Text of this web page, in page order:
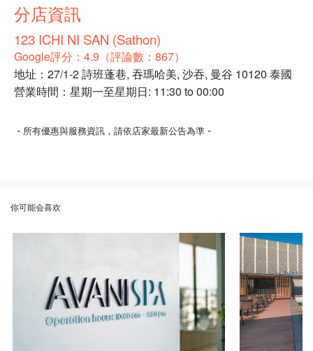
分店資訊
123 ICHI NI SAN (Sathon)
Google評分：4.9（評論數：867）
地址：27/1-2 詩班蓬巷, 吞瑪哈美, 沙吞, 曼谷 10120 泰國
營業時間：星期一至星期日: 11:30 to 00:00
- 所有優惠與服務資訊，請依店家最新公告為準 -
你可能会喜欢